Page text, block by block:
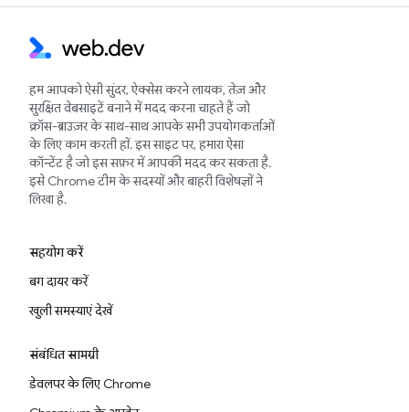
हम आपको ऐसी सुंदर, ऐक्सेस करने लायक, तेज़ और
सुरक्षित वेबसाइटें बनाने में मदद करना चाहते हैं जो
क्रॉस-ब्राउज़र के साथ-साथ आपके सभी उपयोगकर्ताओं
के लिए काम करती हों. इस साइट पर, हमारा ऐसा
कॉन्टेंट है जो इस सफ़र में आपकी मदद कर सकता है.
इसे Chrome टीम के सदस्यों और बाहरी विशेषज्ञों ने
लिखा है.
सहयोग करें
बग दायर करें
खुली समस्याएं देखें
संबंधित सामग्री
डेवलपर के लिए Chrome